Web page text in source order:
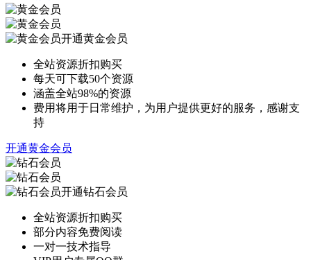
开通黄金会员
全站资源折扣购买
每天可下载50个资源
涵盖全站98%的资源
费用将用于日常维护，为用户提供更好的服务，感谢支
持
开通黄金会员
开通钻石会员
全站资源折扣购买
部分内容免费阅读
一对一技术指导